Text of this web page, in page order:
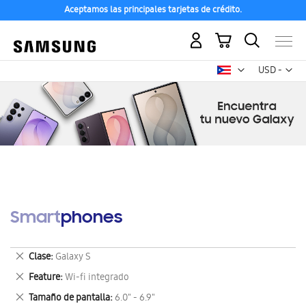
Aceptamos las principales tarjetas de crédito.
USD -
dólar
Mi carrito
Smartphones
Clase Galaxy S
Eliminar
este
artículo
Feature Wi-fi integrado
Eliminar
este
Tamaño de pantalla 6.0" - 6.9"
Eliminar